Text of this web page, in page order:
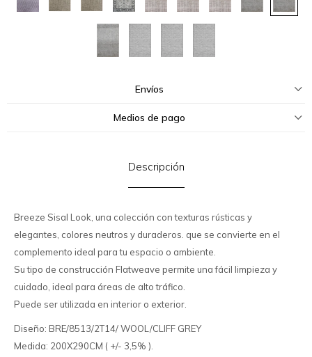
Envíos
Medios de pago
Descripción
Breeze Sisal Look, una colección con texturas rústicas y
elegantes, colores neutros y duraderos. que se convierte en el
complemento ideal para tu espacio o ambiente.
Su tipo de construcción Flatweave permite una fácil limpieza y
cuidado, ideal para áreas de alto tráfico.
Puede ser utilizada en interior o exterior.
Diseño: BRE/8513/2T14/ WOOL/CLIFF GREY
Medida: 200X290CM ( +/- 3,5% ).